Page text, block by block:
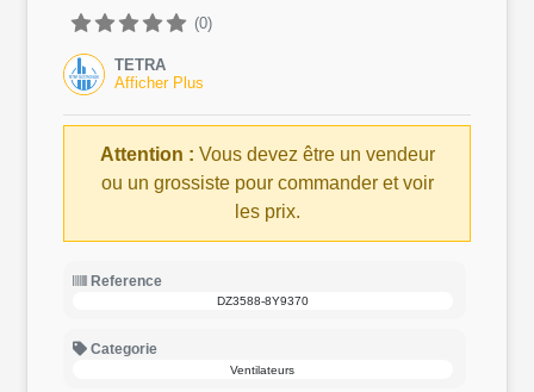
(0)
TETRA
Afficher Plus
Attention : Vous devez être un vendeur
ou un grossiste pour commander et voir
les prix.
Reference
DZ3588-8Y9370
Categorie
Ventilateurs